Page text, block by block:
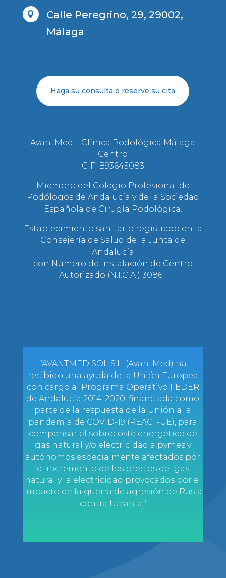

Calle Peregrino, 29, 29002,
Málaga
Haga su consulta o reserve su cita
AvantMed – Clínica Podológica Málaga
Centro
CIF: B93645083
Miembro del Colegio Profesional de
Podólogos de Andalucía y de la Sociedad
Española de Cirugía Podológica.
Establecimiento sanitario registrado en la
Consejería de Salud de la Junta de
Andalucía
con Número de Instalación de Centro
Autorizado (N.I.C.A.) 30861.
"AVANTMED SOL S.L. (AvantMed) ha
recibido una ayuda de la Unión Europea
con cargo al Programa Operativo FEDER
de Andalucía 2014-2020, financiada como
parte de la respuesta de la Unión a la
pandemia de COVID-19 (REACT-UE), para
compensar el sobrecoste energético de
gas natural y/o electricidad a pymes y
autónomos especialmente afectados por
el incremento de los precios del gas
natural y la electricidad provocados por el
impacto de la guerra de agresión de Rusia
contra Ucrania."